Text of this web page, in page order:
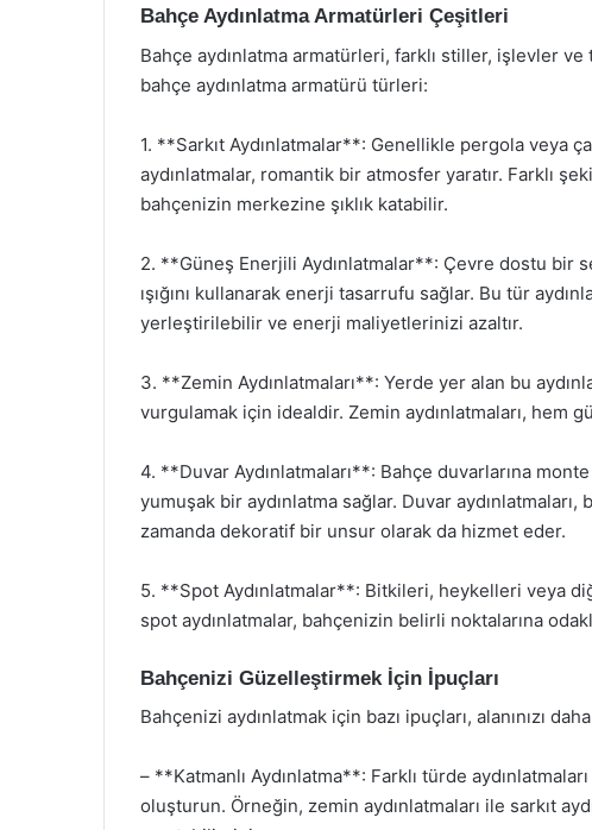
Bahçe Aydınlatma Armatürleri Çeşitleri
Bahçe aydınlatma armatürleri, farklı stiller, işlevler
bahçe aydınlatma armatürü türleri:
1. **Sarkıt Aydınlatmalar**: Genellikle pergola veya
aydınlatmalar, romantik bir atmosfer yaratır. Farklı
bahçenizin merkezine şıklık katabilir.
2. **Güneş Enerjili Aydınlatmalar**: Çevre dostu bir
ışığını kullanarak enerji tasarrufu sağlar. Bu tür
yerleştirilebilir ve enerji maliyetlerinizi azaltır.
3. **Zemin Aydınlatmaları**: Yerde yer alan bu
vurgulamak için idealdir. Zemin aydınlatmaları, hem
4. **Duvar Aydınlatmaları**: Bahçe duvarlarına
yumuşak bir aydınlatma sağlar. Duvar aydınlatmaları,
zamanda dekoratif bir unsur olarak da hizmet eder.
5. **Spot Aydınlatmalar**: Bitkileri, heykelleri veya
spot aydınlatmalar, bahçenizin belirli noktalarına
Bahçenizi Güzelleştirmek İçin İpuçları
Bahçenizi aydınlatmak için bazı ipuçları, alanınızı
– **Katmanlı Aydınlatma**: Farklı türde
oluşturun. Örneğin, zemin aydınlatmaları ile sarkıt